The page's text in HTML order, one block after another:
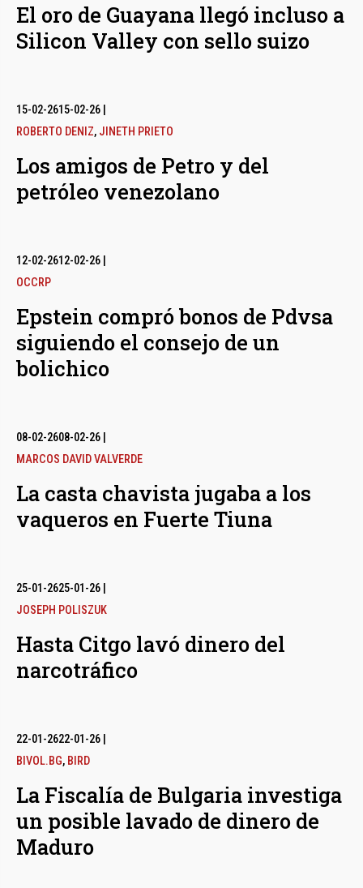
El oro de Guayana llegó incluso a
Silicon Valley con sello suizo
15-02-2615-02-26
ROBERTO DENIZ, JINETH PRIETO
Los amigos de Petro y del
petróleo venezolano
12-02-2612-02-26
OCCRP
Epstein compró bonos de Pdvsa
siguiendo el consejo de un
bolichico
08-02-2608-02-26
MARCOS DAVID VALVERDE
La casta chavista jugaba a los
vaqueros en Fuerte Tiuna
25-01-2625-01-26
JOSEPH POLISZUK
Hasta Citgo lavó dinero del
narcotráfico
22-01-2622-01-26
BIVOL.BG, BIRD
La Fiscalía de Bulgaria investiga
un posible lavado de dinero de
Maduro